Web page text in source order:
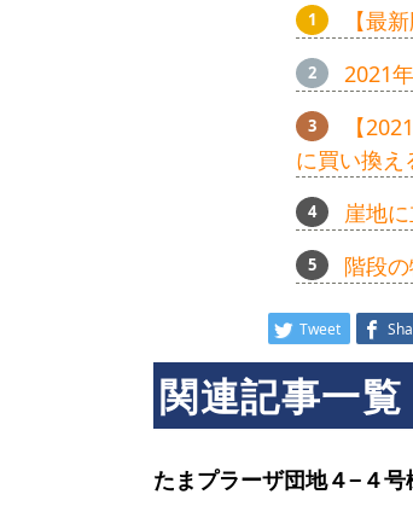
【最
2021
【
に買い換え
崖地
階段
Tweet
関連記事一覧
たまプラーザ団地４−４号